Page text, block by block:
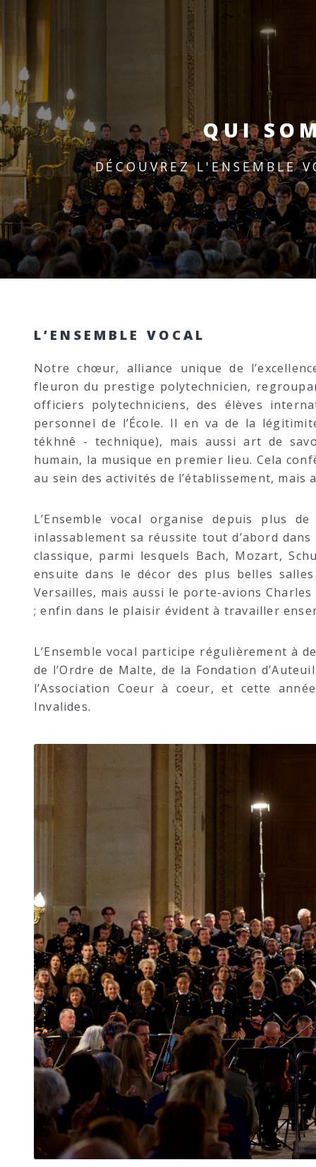
QUI
DÉCOUVREZ L'ENSEMBLE
L’ENSEMBLE VOCAL
Notre chœur, alliance unique de
fleuron du prestige polytechnicien,
officiers polytechniciens, des élèves
personnel de l’École. Il en va de la
tékhnê - technique), mais aussi art de
humain, la musique en premier lieu. Cela
au sein des activités de l’établissement, mais
L’Ensemble vocal organise depuis plus
inlassablement sa réussite tout d’abord
classique, parmi lesquels Bach, Mozart,
ensuite dans le décor des plus belles
Versailles, mais aussi le porte-avions
; enfin dans le plaisir évident à travailler
L’Ensemble vocal participe régulièrement à
de l’Ordre de Malte, de la Fondation
l’Association Coeur à coeur, et cette
Invalides.